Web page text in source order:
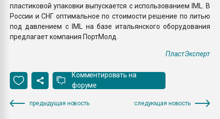
пластиковой упаковки выпускается с использованием IML. В
России и СНГ оптимальное по стоимости решение по литью
под давлением с IML на базе итальянского оборудования
предлагает компания ПортМолд.
ПластЭксперт
Комментировать на
форуме
предыдущая новость следующая новость